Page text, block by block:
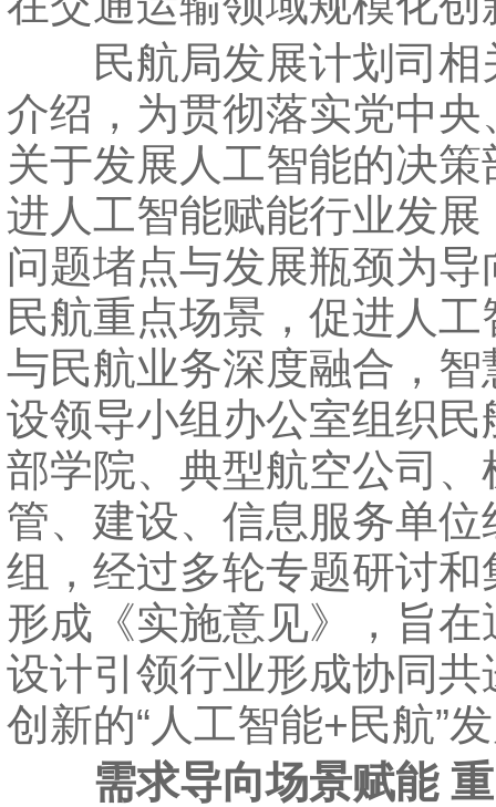
民航局发展计划司相
介绍，为贯彻落实党中央
关于发展人工智能的决策
进人工智能赋能行业发展
问题堵点与发展瓶颈为导
民航重点场景，促进人
与民航业务深度融合，智
设领导小组办公室组织民
部学院、典型航空公司、
管、建设、信息服务单位
组，经过多轮专题研讨和
形成《实施意见》，旨在
设计引领行业形成协同共
创新的“人工智能+民航”
需求导向场景赋能